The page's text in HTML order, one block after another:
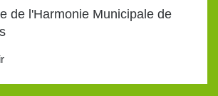
de l'Harmonie Municipale de